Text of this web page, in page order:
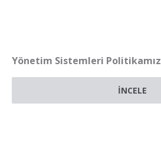
Yönetim Sistemleri Politikamız
İNCELE